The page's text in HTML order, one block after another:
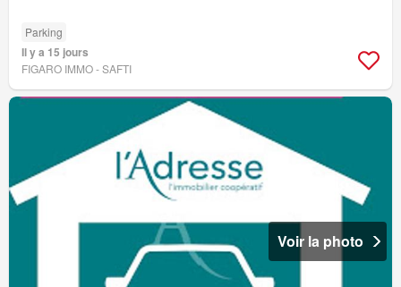
Parking
Il y a 15 jours
FIGARO IMMO - SAFTI
Voir la photo